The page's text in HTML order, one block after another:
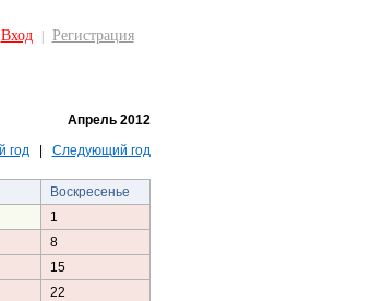
Вход Регистрация
Апрель 2012
год| Следующий год
Воскресенье
1
8
15
22